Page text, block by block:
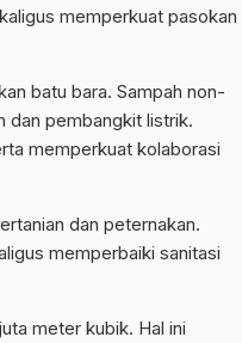
memperkuat pasokan
batu bara. Sampah non-
dan pembangkit listrik.
memperkuat kolaborasi
dan peternakan.
memperbaiki sanitasi
meter kubik. Hal ini